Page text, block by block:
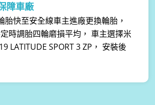
障車廠
胎快至安全線車主進廠更換輪胎，
時調胎四輪磨損平均， 車主選擇米
LATITUDE SPORT 3 ZP， 安裝後